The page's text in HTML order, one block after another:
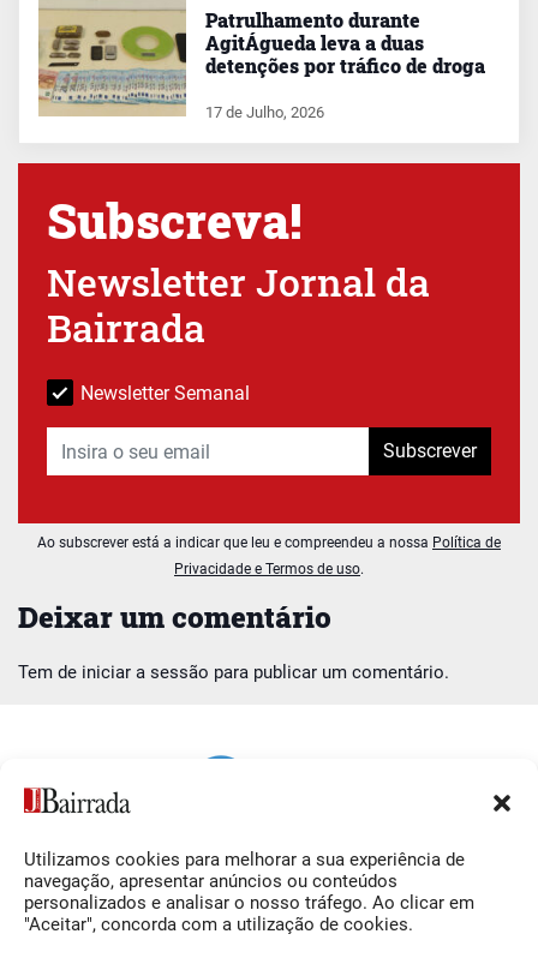
Utilizamos cookies para melhorar a sua experiência de
navegação, apresentar anúncios ou conteúdos
personalizados e analisar o nosso tráfego. Ao clicar em
"Aceitar", concorda com a utilização de cookies.
Deixar um comentário
Tem de iniciar a sessão para publicar um comentário.
Patrulhamento durante
AgitÁgueda leva a duas
detenções por tráfico de droga
17 de Julho, 2026
Subscreva!
Newsletter Jornal da
Bairrada
Newsletter Semanal
Subscrever
Ao subscrever está a indicar que leu e compreendeu a nossa Política de
Privacidade e Termos de uso.
Siga-nos
Facebook
O Jornal da Bairrada
Contactos